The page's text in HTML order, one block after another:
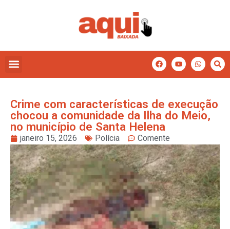
Crime com características de execução
chocou a comunidade da Ilha do Meio,
no município de Santa Helena
janeiro 15, 2026 Polícia Comente